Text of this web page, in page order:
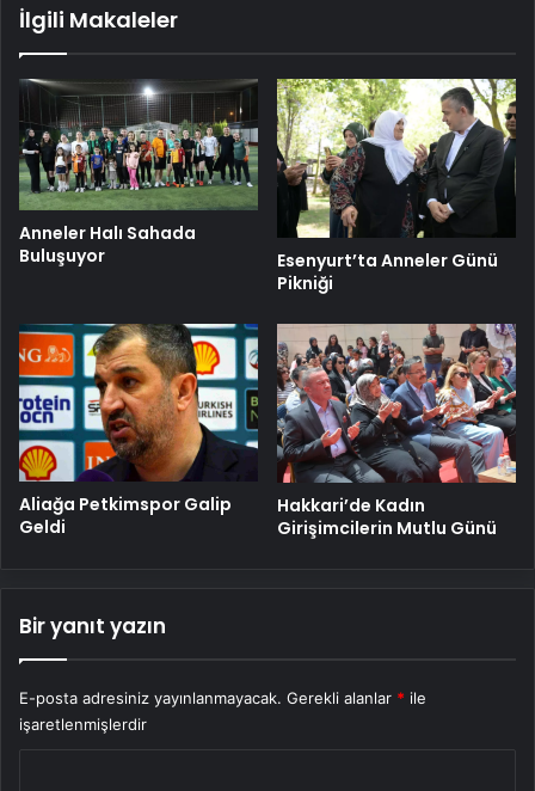
İlgili Makaleler
Anneler Halı Sahada
Buluşuyor
Esenyurt’ta Anneler Günü
Pikniği
Aliağa Petkimspor Galip
Geldi
Hakkari’de Kadın
Girişimcilerin Mutlu Günü
Bir yanıt yazın
E-posta adresiniz yayınlanmayacak. Gerekli alanlar * ile
işaretlenmişlerdir